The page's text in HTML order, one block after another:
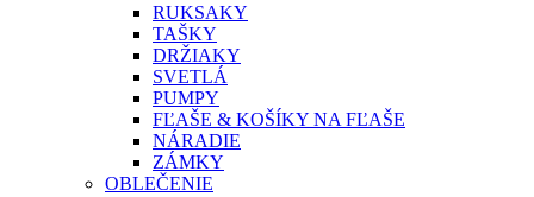
RUKSAKY
TAŠKY
DRŽIAKY
SVETLÁ
PUMPY
FĽAŠE & KOŠÍKY NA FĽAŠE
NÁRADIE
ZÁMKY
OBLEČENIE